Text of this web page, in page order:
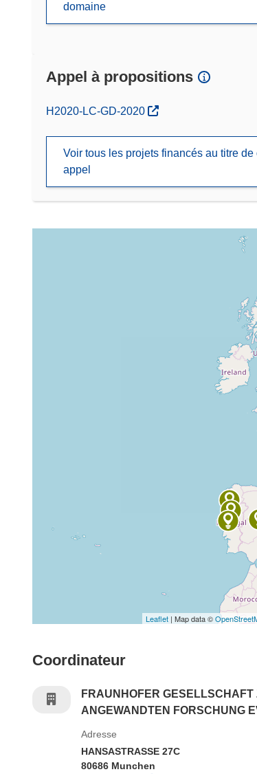
domaine
Appel à propositions
(s’ouvre dans une nouvelle fenêtre)
H2020-LC-GD-2020
Voir tous les projets financés au titre de
appel
Leaflet | Map data ©
Coordinateur
FRAUNHOFER
ANGEWANDTEN FORSCHUNG
Adresse
HANSASTRASSE 27C
80686 Munchen